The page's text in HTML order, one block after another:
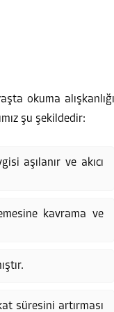
okuma alışkanlığı
şu şekildedir:
aşılanır ve akıcı
kavrama ve
süresini artırması